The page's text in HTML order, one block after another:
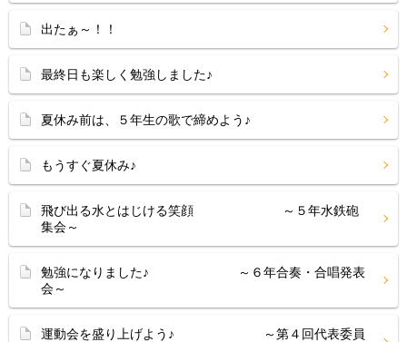
出たぁ～！！
最終日も楽しく勉強しました♪
夏休み前は、５年生の歌で締めよう♪
もうすぐ夏休み♪
飛び出る水とはじける笑顔 ～５年水鉄砲
集会～
勉強になりました♪ ～６年合奏・合唱発表
会～
運動会を盛り上げよう♪ ～第４回代表委員